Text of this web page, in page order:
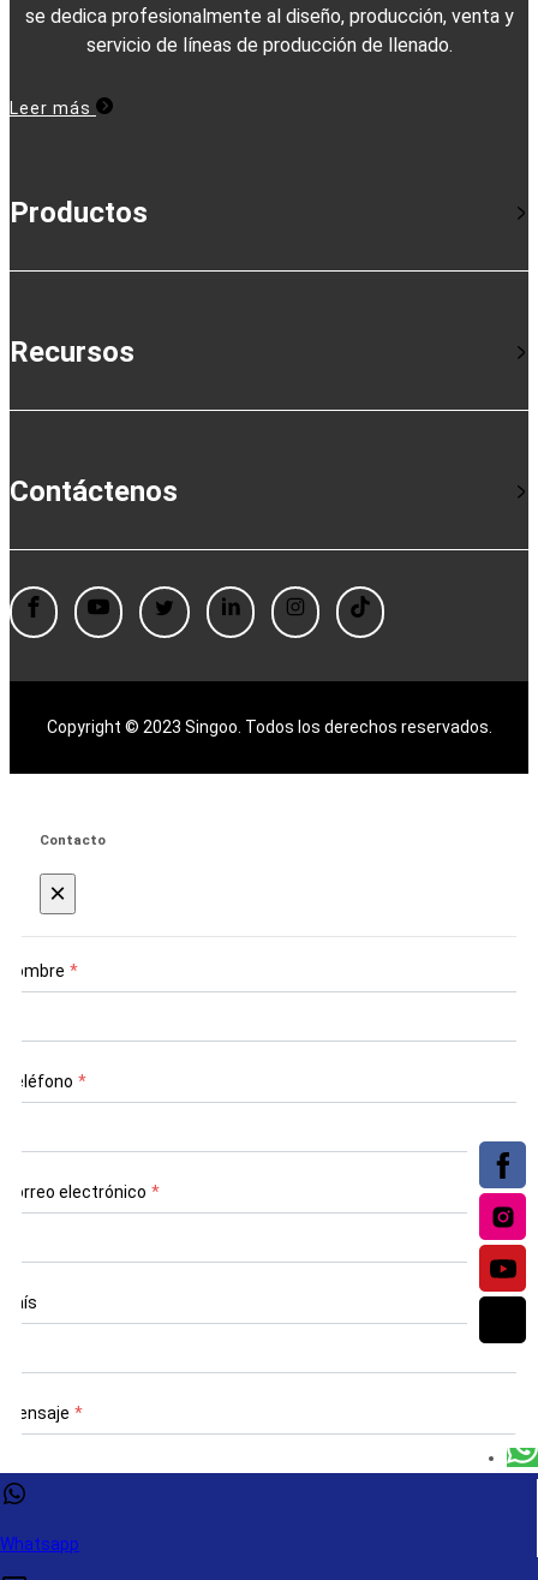
se dedica profesionalmente al diseño, producción, venta y
servicio de líneas de producción de llenado.
Leer más
Productos
Recursos
Contáctenos
Copyright © 2023 Singoo. Todos los derechos reservados.
Contacto
×
Nombre *
Teléfono *
Correo electrónico *
País
Mensaje *
Whatsapp